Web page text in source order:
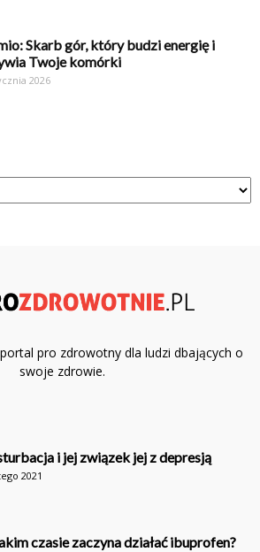
Skarb gór, który budzi energię i
Twoje komórki
2026
pro zdrowotny dla ludzi dbających o
swoje zdrowie.
i jej związek jej z depresją
2021
czasie zaczyna działać ibuprofen?